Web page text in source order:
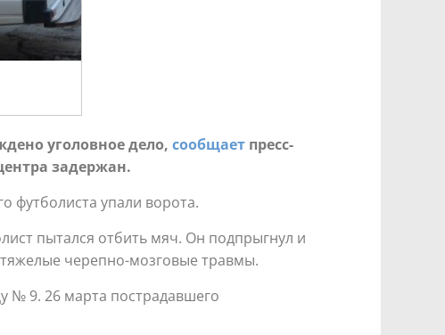
уголовное дело, сообщает пресс-
задержан.
футболиста упали ворота.
пытался отбить мяч. Он подпрыгнул и
черепно-мозговые травмы.
№ 9. 26 марта пострадавшего